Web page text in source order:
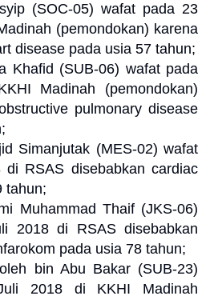
(SOC-05) wafat pada 23
(pemondokan) karena
disease pada usia 57 tahun;
Khafid (SUB-06) wafat pada
Madinah (pemondokan)
pulmonary disease
Simanjutak (MES-02) wafat
RSAS disebabkan cardiac
tahun;
Muhammad Thaif (JKS-06)
2018 di RSAS disebabkan
pada usia 78 tahun;
bin Abu Bakar (SUB-23)
2018 di KKHI Madinah